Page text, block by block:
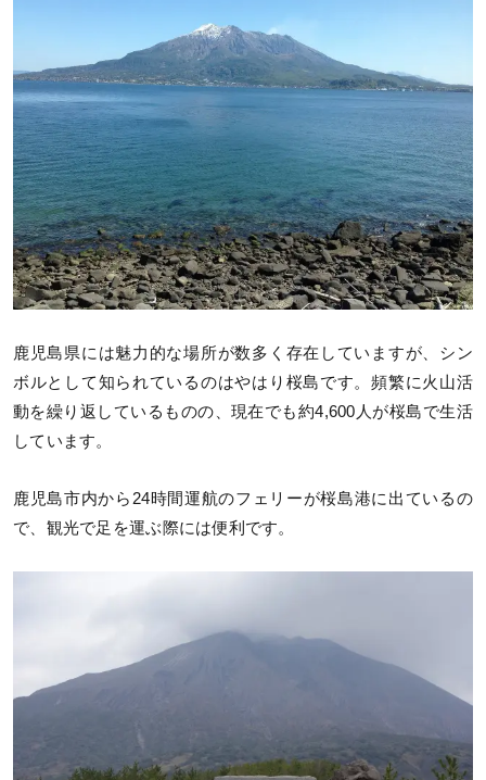
鹿児島県には魅力的な場所が数多く存在していますが、シン
ボルとして知られているのはやはり桜島です。頻繁に火山活
動を繰り返しているものの、現在でも約4,600人が桜島で生活
しています。
鹿児島市内から24時間運航のフェリーが桜島港に出ているの
で、観光で足を運ぶ際には便利です。